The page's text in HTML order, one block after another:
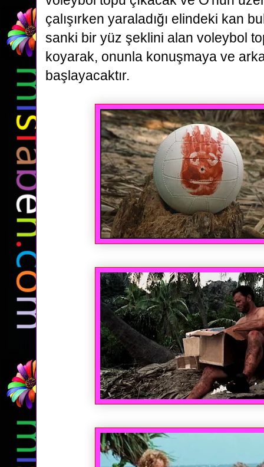
çalışırken yaraladığı elindeki kan
sanki bir yüz şeklini alan voleybol
koyarak, onunla konuşmaya ve
başlayacaktır.